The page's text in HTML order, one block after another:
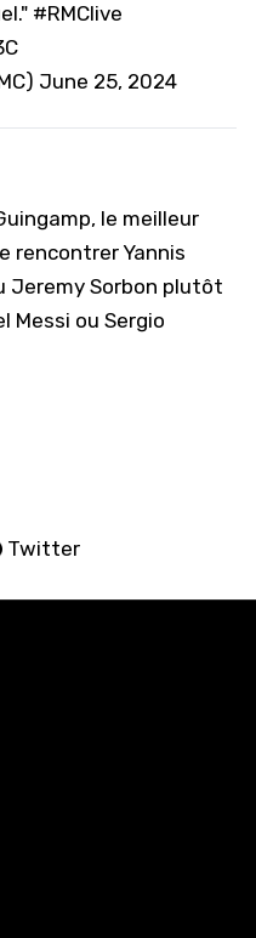
#RMClive
June 25, 2024
le meilleur
rencontrer Yannis
Jeremy Sorbon plutôt
Messi ou Sergio
Twitter